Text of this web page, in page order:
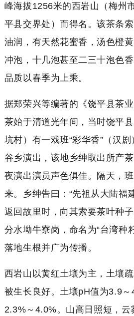
峰海拔1256米的西岩山（梅州
平县交界处）而得名。该茶条
油润，有天然花蜜香，汤色橙
冲泡，十几泡甚至二三十泡色
品质以春季为上乘。
据郑荣兴等编著的《饶平县茶
茶始于清道光年间，当时饶平
坑村）有一戏班“彩华香”（汉
谷乡演出，该地乡绅取出所产
夜演出演员声色俱佳。隔天，
来。乡绅告曰：“先祖从大陆福
返回故里时，向其索要茶叶种
分水坳牛寮岗，命名为“台湾种
落地生根并广为传播。
西岩山以黄红土壤为主，土壤
被生长良好。土壤pH值为3.9
2.3%～4.0%。山高日照短，